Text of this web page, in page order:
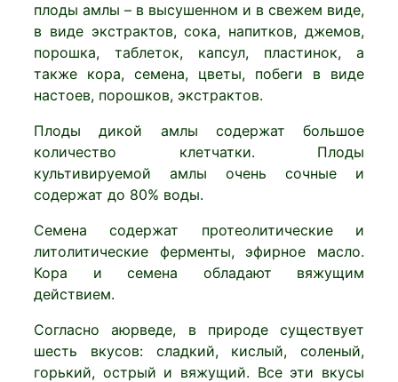
плоды амлы – в высушенном и в свежем виде,
в виде экстрактов, сока, напитков, джемов,
порошка, таблеток, капсул, пластинок, а
также кора, семена, цветы, побеги в виде
настоев, порошков, экстрактов.
Плоды дикой амлы содержат большое
количество клетчатки. Плоды
культивируемой амлы очень сочные и
содержат до 80% воды.
Семена содержат протеолитические и
литолитические ферменты, эфирное масло.
Кора и семена обладают вяжущим
действием.
Согласно аюрведе, в природе существует
шесть вкусов: сладкий, кислый, соленый,
горький, острый и вяжущий. Все эти вкусы